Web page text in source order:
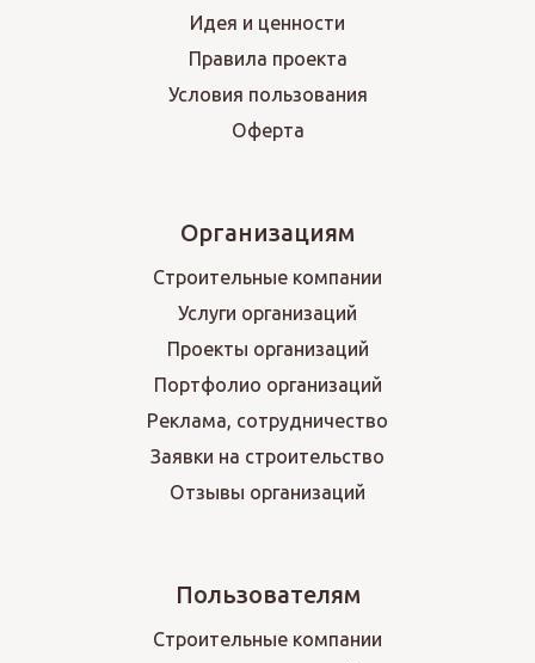
Идея и ценности
Правила проекта
Условия пользования
Оферта
Организациям
Строительные компании
Услуги организаций
Проекты организаций
Портфолио организаций
Реклама, сотрудничество
Заявки на строительство
Отзывы организаций
Пользователям
Строительные компании